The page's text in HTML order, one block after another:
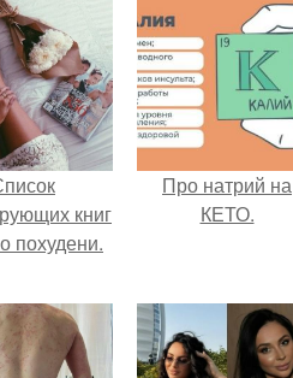
книг
похудени.
Про натрий на
КЕТО.